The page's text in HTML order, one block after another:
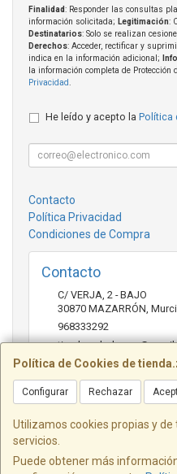
Política de Cookies de
Configurar Rechazar
Utilizamos cookies propias y
servicios.
Puede obtener más
Finalidad: Responder las consultas
información solicitada; Legitimación:
Destinatarios: Solo se realizan
Derechos: Acceder, rectificar y
indica en la información adicional;
la información completa de Protección
Privacidad
He leído y acepto la Política
Contacto
Política Privacidad
Condiciones de Compra
Contacto
C/ VERJA, 2 - BAJO
30870 MAZARRÓN,
968333292
Horario
9:30-14:00 y 17:30-20:00